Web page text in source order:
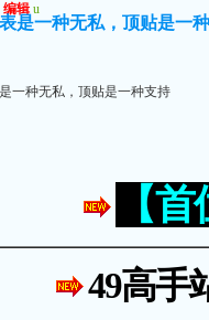
编辑 u
一种无私，顶贴是一
一种无私，顶贴是一种支持
【
49高手